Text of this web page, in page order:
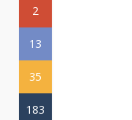
2
13
35
183